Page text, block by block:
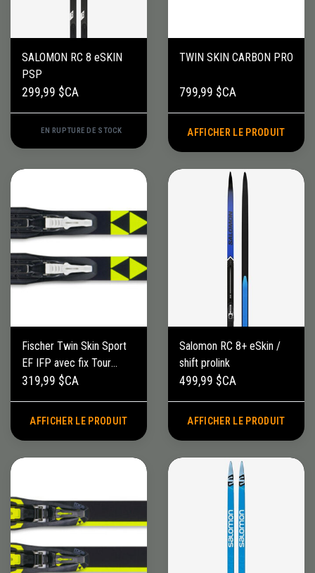
SALOMON RC 8 eSKIN
PSP
299,99 $CA
EN RUPTURE DE STOCK
TWIN SKIN CARBON PRO
799,99 $CA
AFFICHER LE PRODUIT
Fischer Twin Skin Sport
EF IFP avec fix Tour
step-in
319,99 $CA
AFFICHER LE PRODUIT
Salomon RC 8+ eSkin /
shift prolink
499,99 $CA
AFFICHER LE PRODUIT